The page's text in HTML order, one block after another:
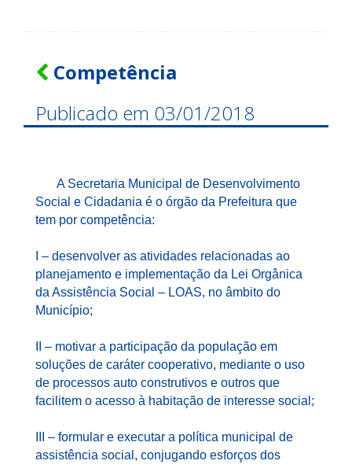
Competência
Publicado em 03/01/2018
A Secretaria Municipal de Desenvolvimento
Social e Cidadania é o órgão da Prefeitura que
tem por competência:
I – desenvolver as atividades relacionadas ao
planejamento e implementação da Lei Orgânica
da Assistência Social – LOAS, no âmbito do
Município;
II – motivar a participação da população em
soluções de caráter cooperativo, mediante o uso
de processos auto construtivos e outros que
facilitem o acesso à habitação de interesse social;
III – formular e executar a política municipal de
assistência social, conjugando esforços dos